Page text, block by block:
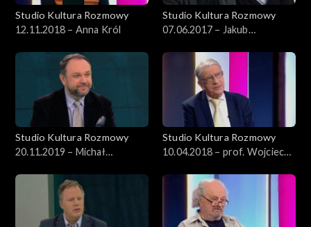
Studio Kultura Rozmowy
12.11.2018 – Anna Król
Studio Kultura Rozmowy
07.06.2017 – Jakub
Studio Kultura Rozmowy
20.11.2019 – Michał
Studio Kultura Rozmowy
10.04.2018 – prof. Wojciech